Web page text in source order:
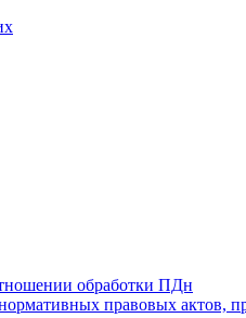
обработки ПДн
правовых актов,